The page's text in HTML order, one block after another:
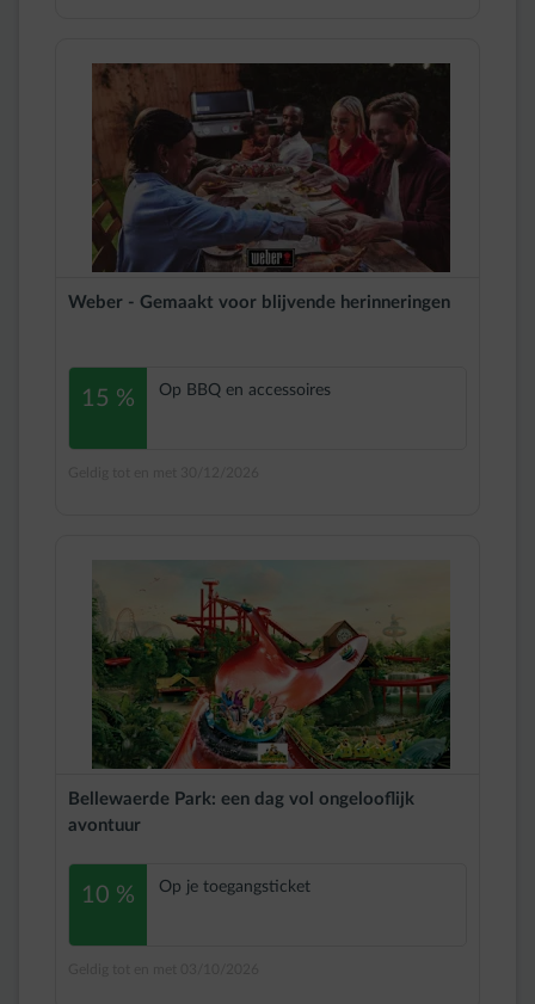
Weber - Gemaakt voor blijvende herinneringen
15 % Op BBQ en accessoires
Bellewaerde Park: een dag vol ongelooflijk
avontuur
10 % Op je toegangsticket